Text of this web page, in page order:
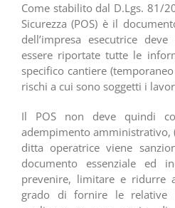
Come stabilito dal D.Lgs. 81/
Sicurezza (POS) è il
dell’impresa esecutrice
essere riportate tutte le
specifico cantiere
rischi a cui sono soggetti i
Il POS non deve quindi
adempimento amministrativo,
ditta operatrice viene
documento essenziale ed
prevenire, limitare e
grado di fornire le relative